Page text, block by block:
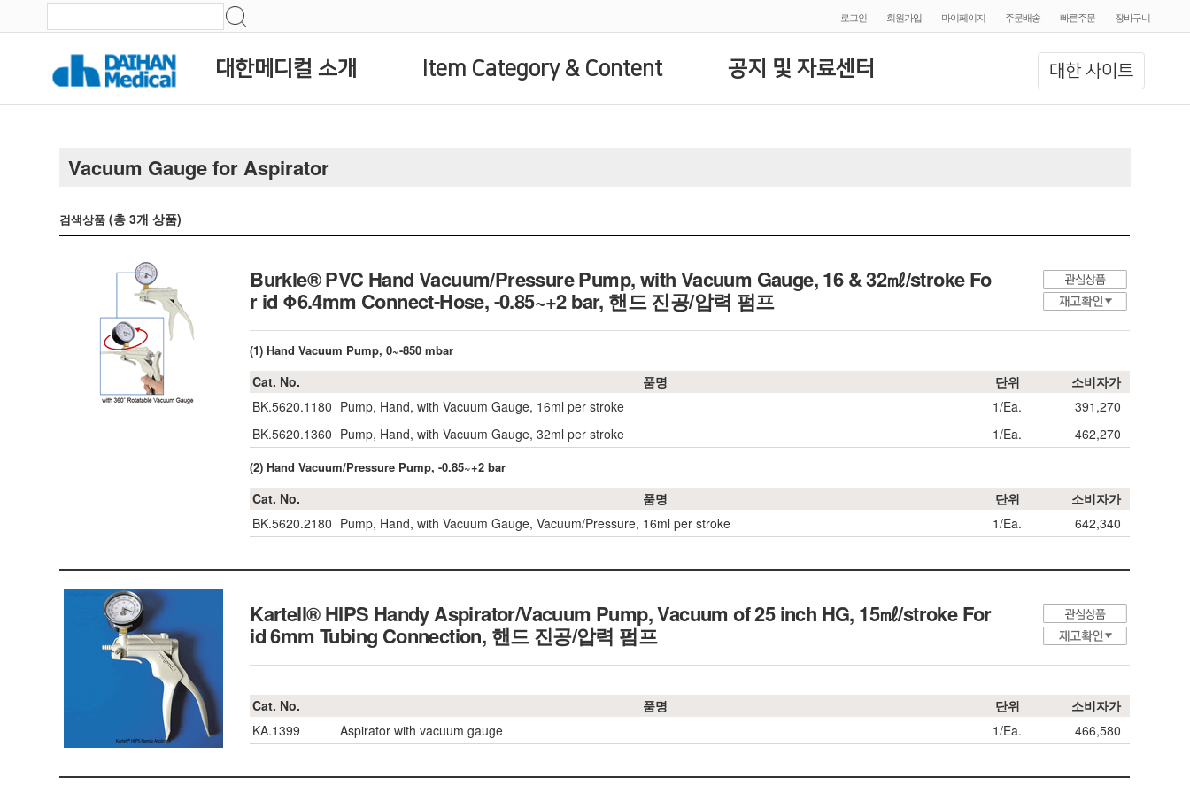
로그인 회원가입 마이페이지 주문배송 빠른주문 장바구니
대한 사이트
대한메디컬 소개 Item Category & Content 공지 및 자료센터
Vacuum Gauge for Aspirator
검색상품 (총3개 상품)
Burkle® PVC Hand Vacuum/Pressure Pump, with Vacuum Gauge, 16 & 32㎖/stroke Fo
r id Φ6.4mm Connect-Hose, -0.85~+2 bar, 핸드 진공/압력 펌프
(1) Hand Vacuum Pump, 0~-850 mbar
Cat. No. 품명 단위
소비자가
BK.5620.1180 Pump, Hand, with Vacuum Gauge, 16ml per stroke 1/Ea.
391,270
BK.5620.1360 Pump, Hand, with Vacuum Gauge, 32ml per stroke 1/Ea. 462,270
(2) Hand Vacuum/Pressure Pump, -0.85~+2 bar
Cat. No. 품명 단위
소비자가
BK.5620.2180 Pump, Hand, with Vacuum Gauge, Vacuum/Pressure, 16ml per stroke 1/Ea. 642,340
Kartell® HIPS Handy Aspirator/Vacuum Pump, Vacuum of 25 inch HG, 15㎖/stroke For
id 6mm Tubing Connection, 핸드 진공/압력 펌프
Cat. No. 품명 단위
소비자가
KA.1399
Aspirator with vacuum gauge 1/Ea. 466,580